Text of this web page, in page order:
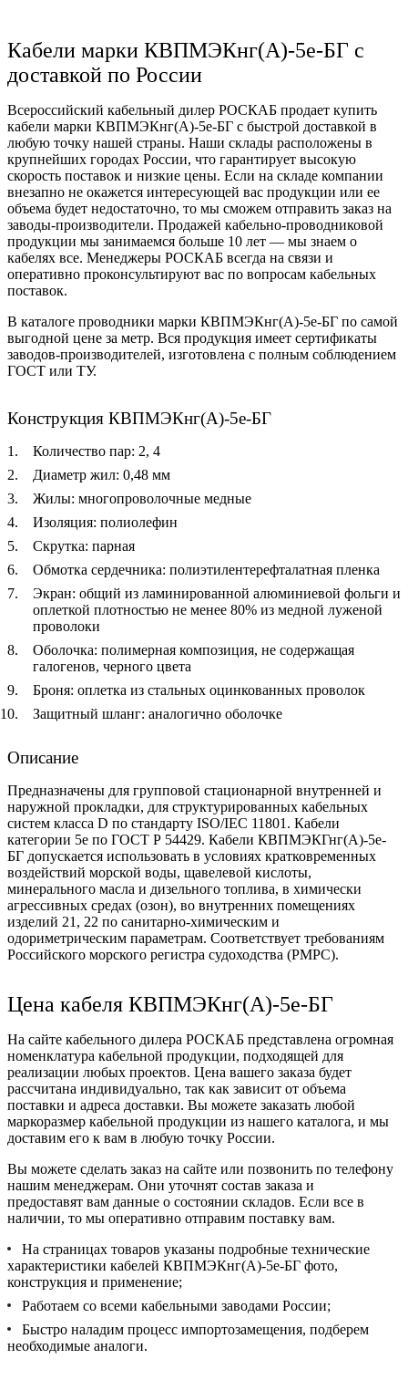
Кабели марки КВПМЭКнг(А)-5е-БГ с
доставкой по России
Всероссийский кабельный дилер РОСКАБ продает купить
кабели марки КВПМЭКнг(А)-5е-БГ с быстрой доставкой в
любую точку нашей страны. Наши склады расположены в
крупнейших городах России, что гарантирует высокую
скорость поставок и низкие цены. Если на складе компании
внезапно не окажется интересующей вас продукции или ее
объема будет недостаточно, то мы сможем отправить заказ на
заводы-производители. Продажей кабельно-проводниковой
продукции мы занимаемся больше 10 лет — мы знаем о
кабелях все. Менеджеры РОСКАБ всегда на связи и
оперативно проконсультируют вас по вопросам кабельных
поставок.
В каталоге проводники марки КВПМЭКнг(А)-5е-БГ по самой
выгодной цене за метр. Вся продукция имеет сертификаты
заводов-производителей, изготовлена с полным соблюдением
ГОСТ или ТУ.
Конструкция КВПМЭКнг(А)-5е-БГ
Количество пар: 2, 4
Диаметр жил: 0,48 мм
Жилы: многопроволочные медные
Изоляция: полиолефин
Скрутка: парная
Обмотка сердечника: полиэтилентерефталатная пленка
Экран: общий из ламинированной алюминиевой фольги и
оплеткой плотностью не менее 80% из медной луженой
проволоки
Оболочка: полимерная композиция, не содержащая
галогенов, черного цвета
Броня: оплетка из стальных оцинкованных проволок
Защитный шланг: аналогично оболочке
Описание
Предназначены для групповой стационарной внутренней и
наружной прокладки, для структурированных кабельных
систем класса D по стандарту ISO/IEC 11801. Кабели
категории 5e по ГОСТ Р 54429. Кабели КВПМЭКГнг(А)-5е-
БГ допускается использовать в условиях кратковременных
воздействий морской воды, щавелевой кислоты,
минерального масла и дизельного топлива, в химически
агрессивных средах (озон), во внутренних помещениях
изделий 21, 22 по санитарно-химическим и
одориметрическим параметрам. Соответствует требованиям
Российского морского регистра судоходства (РМРС).
Цена кабеля КВПМЭКнг(А)-5е-БГ
На сайте кабельного дилера РОСКАБ представлена огромная
номенклатура кабельной продукции, подходящей для
реализации любых проектов. Цена вашего заказа будет
рассчитана индивидуально, так как зависит от объема
поставки и адреса доставки. Вы можете заказать любой
маркоразмер кабельной продукции из нашего каталога, и мы
доставим его к вам в любую точку России.
Вы можете сделать заказ на сайте или позвонить по телефону
нашим менеджерам. Они уточнят состав заказа и
предоставят вам данные о состоянии складов. Если все в
наличии, то мы оперативно отправим поставку вам.
На страницах товаров указаны подробные технические
характеристики кабелей КВПМЭКнг(А)-5е-БГ фото,
конструкция и применение;
Работаем со всеми кабельными заводами России;
Быстро наладим процесс импортозамещения, подберем
необходимые аналоги.